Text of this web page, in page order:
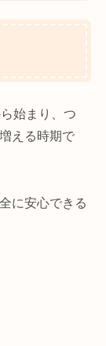
始まり、つ
える時期で
に安心できる